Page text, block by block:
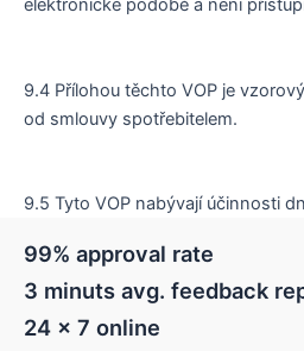
elektronické podobě a není
9.4 Přílohou těchto VOP je
od smlouvy spotřebitelem.
9.5 Tyto VOP nabývají účinnosti
99% approval rate
3 minuts avg. feedback
24 x 7 online